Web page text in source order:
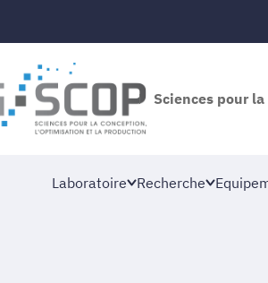
Sciences pour
Laboratoire Recherche